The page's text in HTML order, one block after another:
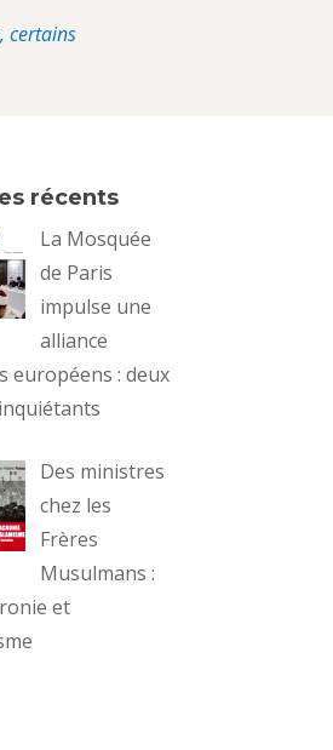
certains
récents
La Mosquée
de Paris
impulse une
alliance
européens : deux
Des ministres
chez les
Frères
Musulmans :
et